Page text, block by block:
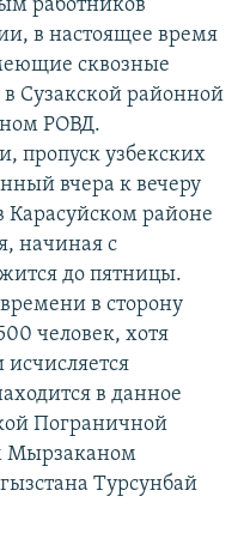
работников
в настоящее время
сквозные
Сузакской районной
РОВД.
пропуск узбекских
вчера к вечеру
районе
начиная с
до пятницы.
в сторону
человек, хотя
в данное
Пограничной
Мырзаканом
Турсунбай